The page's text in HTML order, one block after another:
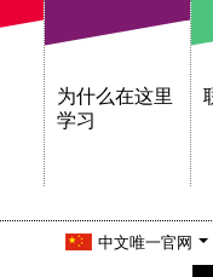
为什么在这里
学习
中文唯一官网